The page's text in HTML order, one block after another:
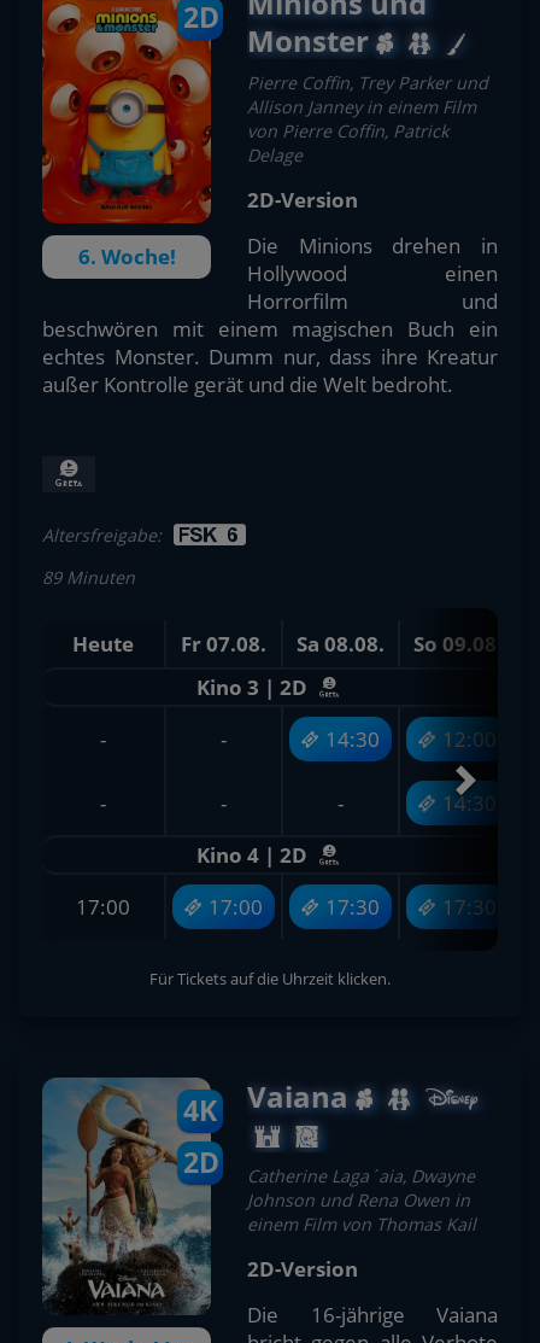
2D
6. Woche!
Monster
Pierre Coffin, Trey Parker und
Allison Janney in einem Film
von Pierre Coffin, Patrick
Delage
2D-Version
Die Minions drehen in
Hollywood einen
Horrorfilm und
beschwören mit einem magischen Buch ein
echtes Monster. Dumm nur, dass ihre Kreatur
außer Kontrolle gerät und die Welt bedroht.
Altersfreigabe:
89 Minuten
Heute Fr 07.08. Sa 08.08. So 09.08.
- - 14:30 12:00
- - - 14:30
17:00 17:00 17:30 17:30
Kino 3 | 2D
Kino 4 | 2D
Für Tickets auf die Uhrzeit klicken.
4K
2D
Vaiana
Catherine Laga´aia, Dwayne
Johnson und Rena Owen in
einem Film von Thomas Kail
2D-Version
Die 16-jährige Vaiana